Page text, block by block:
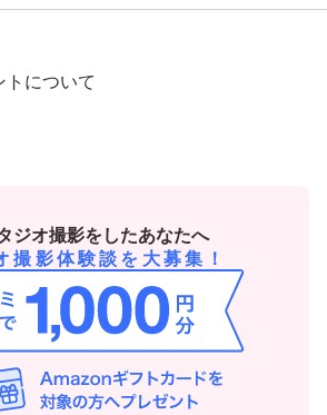
について
ジオ撮影をしたあなたへ
撮影体験談を大募集！